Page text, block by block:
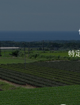
お茶のギフト
おすすめのお茶
お茶に合うスイーツ
ログイン
ログアウト
特